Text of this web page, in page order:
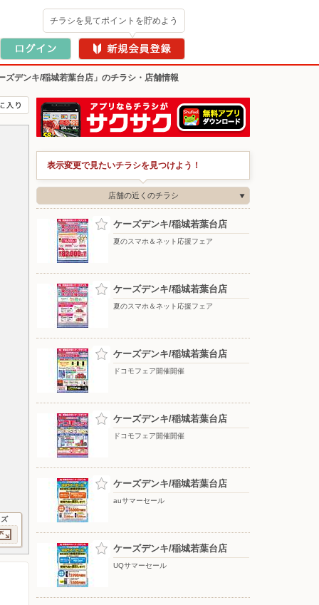
チラシを見てポイントを貯めよう
ズデンキ/稲城若葉台店」のチラシ・店舗情報
表示変更で見たいチラシを見つけよう！
店舗の近くのチラシ
ケーズデンキ/稲城若葉台店
夏のスマホ＆ネット応援フェア
ケーズデンキ/稲城若葉台店
夏のスマホ＆ネット応援フェア
ケーズデンキ/稲城若葉台店
ドコモフェア開催開催
ケーズデンキ/稲城若葉台店
ドコモフェア開催開催
ケーズデンキ/稲城若葉台店
auサマーセール
ケーズデンキ/稲城若葉台店
UQサマーセール